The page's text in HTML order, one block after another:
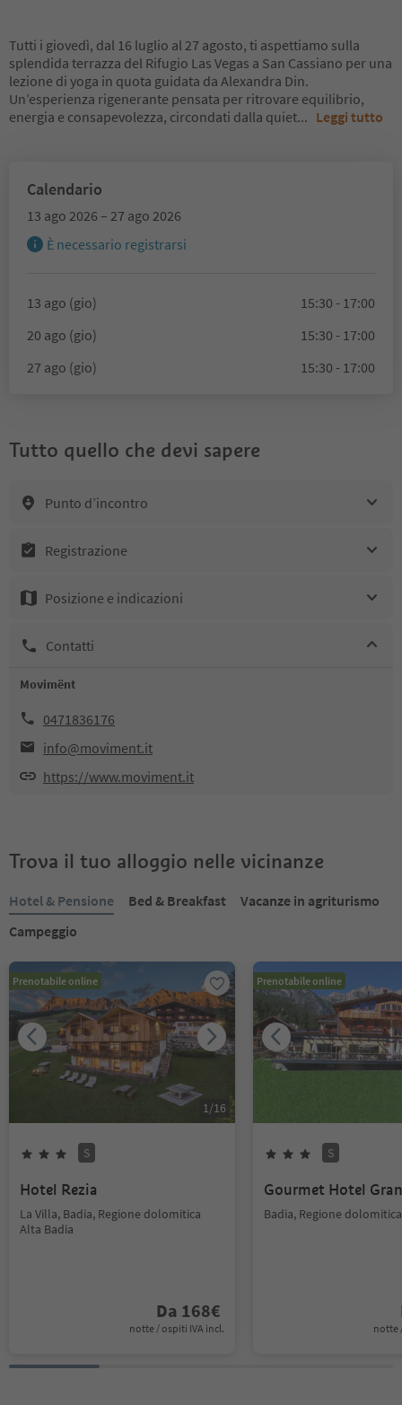
Tutti i giovedì, dal 16 luglio al 27 agosto, ti aspettiamo sulla
splendida terrazza del Rifugio Las Vegas a San Cassiano per una
lezione di yoga in quota guidata da Alexandra Din.
Un’esperienza rigenerante pensata per ritrovare equilibrio,
energia e consapevolezza, circondati dalla quiet... Leggi tutto
Calendario
13 ago 2026 – 27 ago 2026
È necessario registrarsi
13 ago (gio)
15:30 - 17:00
20 ago (gio)
15:30 - 17:00
27 ago (gio)
15:30 - 17:00
Tutto quello che devi sapere
Punto d’incontro
Registrazione
Posizione e indicazioni
Contatti
Movimënt
0471836176
info@moviment.it
https://www.moviment.it
Trova il tuo alloggio nelle vicinanze
Hotel & Pensione Bed & Breakfast
Vacanze in agriturismo
Campeggio
Prenotabile online
1/16
S
Hotel Rezia
La Villa, Badia, Regione dolomitica
Alta Badia
Da 168€
notte / ospiti IVA incl.
Prenotabile online
S
Gourmet Hotel
Badia, Regione
notte